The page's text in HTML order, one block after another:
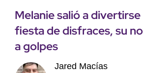
Melanie salió a divertirse
fiesta de disfraces, su
a golpes
Jared Macías